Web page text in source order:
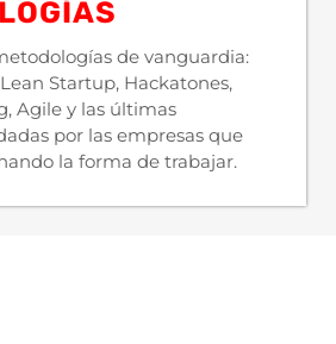
de vanguardia:
Startup, Hackatones,
Agile y las últimas
por las empresas que
la forma de trabajar.